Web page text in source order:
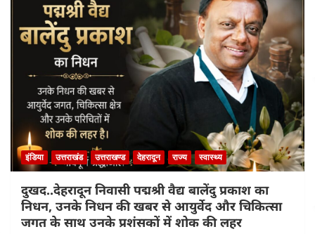
इंडिया उत्तराखंड उत्तराखण्ड देहरादून राज्य स्वास्थ्य
दुखद..देहरादून निवासी पद्मश्री वैद्य बालेंदु प्रकाश का
निधन, उनके निधन की खबर से आयुर्वेद और चिकित्सा
जगत के साथ उनके प्रशंसकों में शोक की लहर